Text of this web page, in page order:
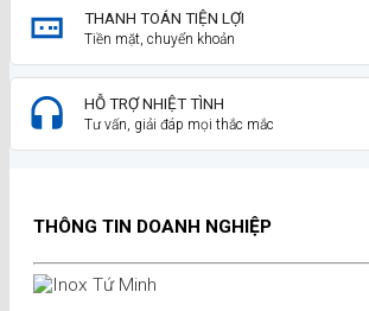
THANH TOÁN TIỆN LỢI
Tiền mặt, chuyển khoản
HỖ TRỢ NHIỆT TÌNH
Tư vấn, giải đáp mọi thắc mắc
THÔNG TIN DOANH NGHIỆP